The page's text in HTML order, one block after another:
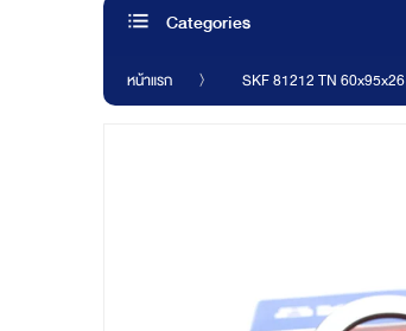
Categories
หน้าแรก SKF 81212 TN 60x95x26